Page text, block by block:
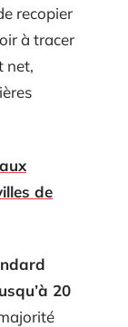
recopier
à tracer
net,
de
20